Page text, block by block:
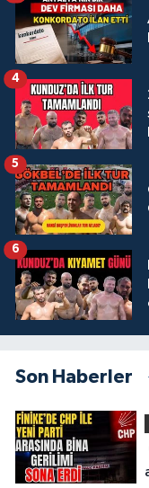
4
5
6
Son Haberler